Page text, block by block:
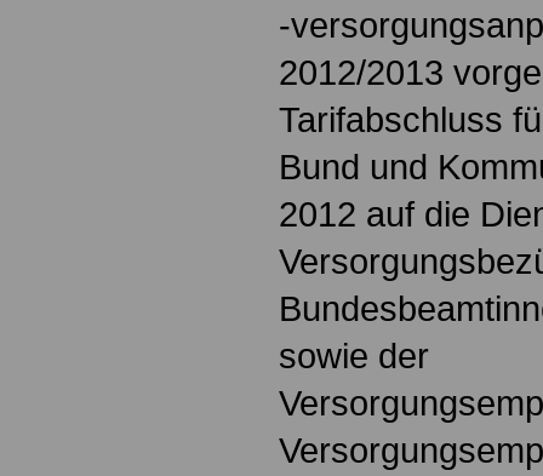
-
2012/2013
Tarifabschluss
Bund und
2012 auf die
sowie der